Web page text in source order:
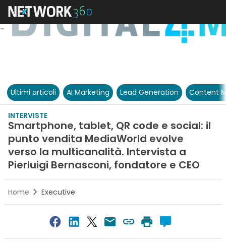
Ultimi articoli AI Marketing Lead Generation Content
INTERVISTE
Smartphone, tablet, QR code e social: il
punto vendita MediaWorld evolve
verso la multicanalità. Intervista a
Pierluigi Bernasconi, fondatore e CEO
Home Executive